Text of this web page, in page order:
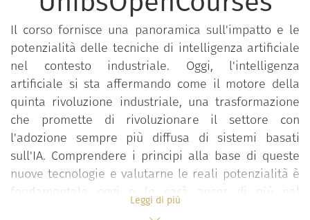
Il corso fornisce una panoramica sull'impatto e le
potenzialità delle tecniche di intelligenza artificiale
nel contesto industriale. Oggi, l'intelligenza
artificiale si sta affermando come il motore della
quinta rivoluzione industriale, una trasformazione
che promette di rivoluzionare il settore con
l'adozione sempre più diffusa di sistemi basati
sull'IA. Comprendere i principi alla base di queste
nuove tecnologie e valutarne le reali potenzialità è
fondamentale oggi e lo sarà ancor di più nel
Leggi di più